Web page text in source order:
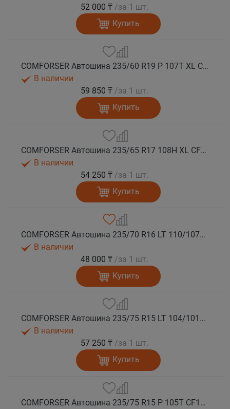
52 000 ₸ /за 1 шт.
Купить
COMFORSER Автошина 235/60 R19 P 107T XL CF1100 RWL лето
В наличии
59 850 ₸ /за 1 шт.
Купить
COMFORSER Автошина 235/65 R17 108H XL CF1100 OWL лето
В наличии
54 250 ₸ /за 1 шт.
Купить
COMFORSER Автошина 235/70 R16 LT 110/107S CF1100 8PR RWL лето
В наличии
48 000 ₸ /за 1 шт.
Купить
COMFORSER Автошина 235/75 R15 LT 104/101R CF1100 6PR RWL лето
В наличии
57 250 ₸ /за 1 шт.
Купить
COMFORSER Автошина 235/75 R15 P 105T CF1100 RWL лето